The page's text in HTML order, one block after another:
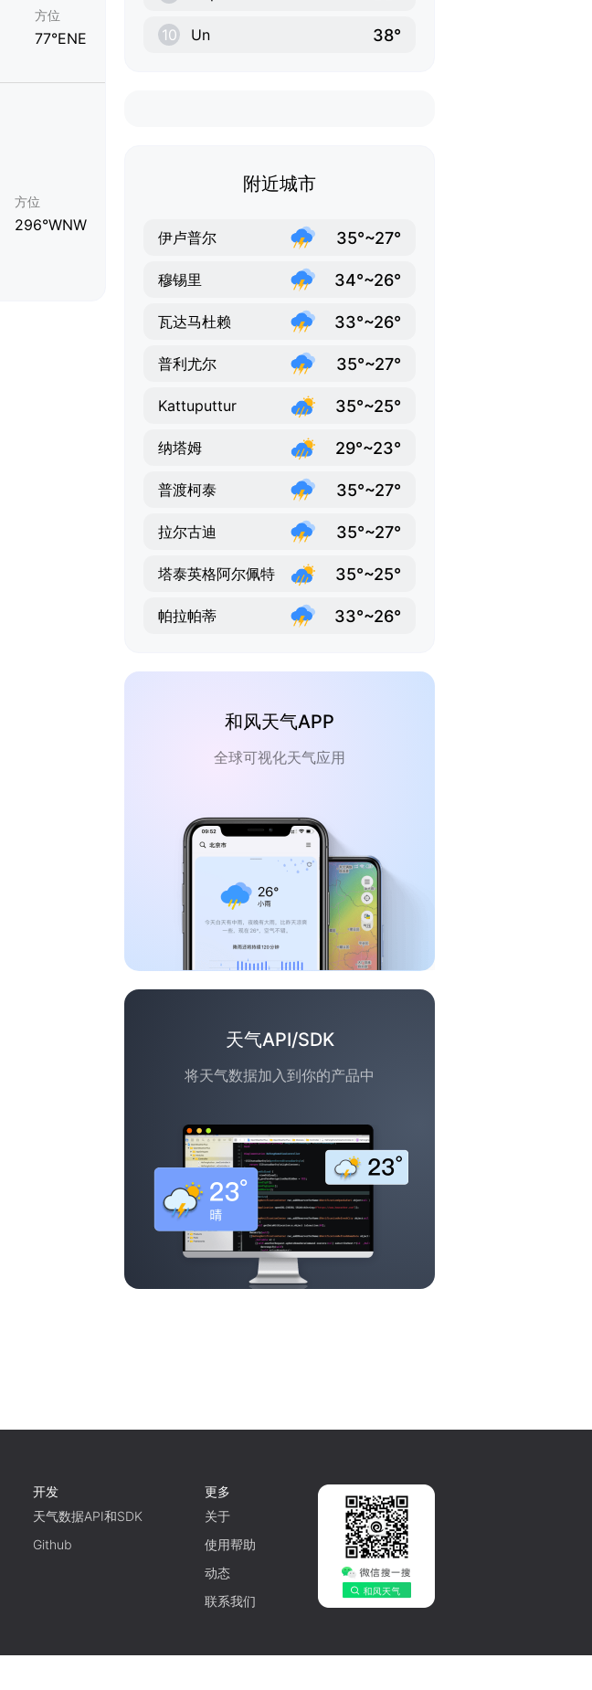
方位
77°ENE
方位
296°WNW
10 Un 38°
附近城市
伊卢普尔 35°~27°
穆锡里 34°~26°
瓦达马杜赖 33°~26°
普利尤尔 35°~27°
Kattuputtur 35°~25°
纳塔姆 29°~23°
普渡柯泰 35°~27°
拉尔古迪 35°~27°
塔泰英格阿尔佩特 35°~25°
帕拉帕蒂 33°~26°
和风天气APP
全球可视化天气应用
天气API/SDK
将天气数据加入到你的产品中
开发
天气数据API和SDK
Github
更多
关于
使用帮助
动态
联系我们